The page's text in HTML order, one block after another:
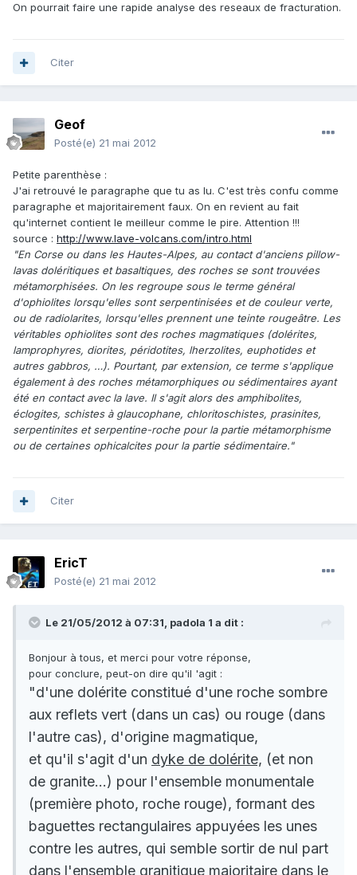
On pourrait faire une rapide analyse des reseaux de fracturation.
Citer
Geof
Posté(e) 21 mai 2012
Petite parenthèse :
J'ai retrouvé le paragraphe que tu as lu. C'est très confu comme
paragraphe et majoritairement faux. On en revient au fait
qu'internet contient le meilleur comme le pire. Attention !!!
source : http://www.lave-volcans.com/intro.html
"En Corse ou dans les Hautes-Alpes, au contact d'anciens pillow-
lavas doléritiques et basaltiques, des roches se sont trouvées
métamorphisées. On les regroupe sous le terme général
d'ophiolites lorsqu'elles sont serpentinisées et de couleur verte,
ou de radiolarites, lorsqu'elles prennent une teinte rougeâtre. Les
véritables ophiolites sont des roches magmatiques (dolérites,
lamprophyres, diorites, péridotites, lherzolites, euphotides et
autres gabbros, …). Pourtant, par extension, ce terme s'applique
également à des roches métamorphiques ou sédimentaires ayant
été en contact avec la lave. Il s'agit alors des amphibolites,
éclogites, schistes à glaucophane, chloritoschistes, prasinites,
serpentinites et serpentine-roche pour la partie métamorphisme
ou de certaines ophicalcites pour la partie sédimentaire."
Citer
EricT
Posté(e) 21 mai 2012
Le 21/05/2012 à 07:31, padola 1 a dit :
Bonjour à tous, et merci pour votre réponse,
pour conclure, peut-on dire qu'il 'agit :
"d'une dolérite constitué d'une roche sombre
aux reflets vert (dans un cas) ou rouge (dans
l'autre cas), d'origine magmatique,
et qu'il s'agit d'un dyke de dolérite, (et non
de granite...) pour l'ensemble monumentale
(première photo, roche rouge), formant des
baguettes rectangulaires appuyées les unes
contre les autres, qui semble sortir de nul part
dans l'ensemble granitique majoritaire dans le